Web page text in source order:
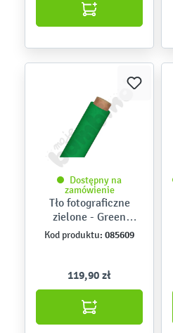
Dostępny na
zamówienie
Tło fotograficzne
zielone - Green
Screen
Kod produktu: 085609
119,90 zł